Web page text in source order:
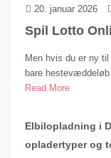
20. januar 2026
Spil Lotto
Men hvis du er ny
bare
Read More
Elbilopladning i
opladertyper og